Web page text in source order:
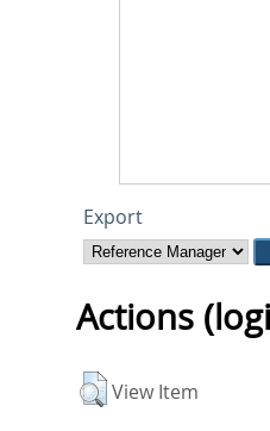
Export
Actions
View Item